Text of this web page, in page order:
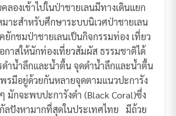
ลองเข้าไปในป่าชายเลนมีทางเดินแยก
มาะสำหรับศึกษาระบบนิเวศป่าชายเลน
ยักชมป่าชายเลนเป็นกิจกรรมท่อง เที่ยว
อกาสให้นักท่องเที่ยวสัมผัส ธรรมชาติได้
ดำน้ำลึกและน้ำตื้น จุดดำน้ำลึกและน้ำตื้น
รมีอยู่ด้วยกันหลายจุดตามแนวปะการัง
กจะพบปะการังดำ (Black Coral)ซึ่ง
ลปังหามากที่สุดในประเทศไทย มีถ้วย